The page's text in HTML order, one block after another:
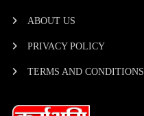
ABOUT US
PRIVACY POLICY
TERMS AND CONDITIONS